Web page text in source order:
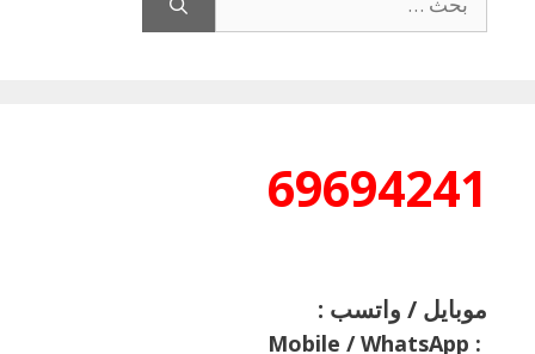
عن:
69694241
موبايل / واتسب :
:
Mobile / WhatsApp